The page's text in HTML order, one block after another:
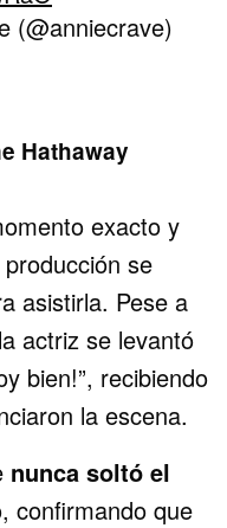
(@anniecrave)
Hathaway
exacto y
se
asistirla. Pese a
actriz se levantó
bien!”, recibiendo
la escena.
nunca soltó el
confirmando que